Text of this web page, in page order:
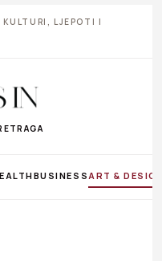
KULTURI, LJEPOTI I
BUSINESS ART &